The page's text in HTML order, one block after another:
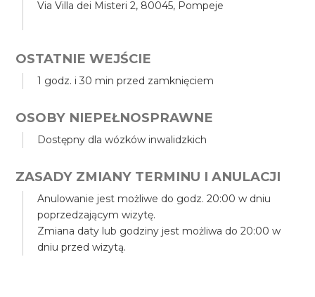
Via Villa dei Misteri 2, 80045, Pompeje
OSTATNIE WEJŚCIE
1 godz. i 30 min przed zamknięciem
OSOBY NIEPEŁNOSPRAWNE
Dostępny dla wózków inwalidzkich
ZASADY ZMIANY TERMINU I ANULACJI
Anulowanie jest możliwe do godz. 20:00 w dniu
poprzedzającym wizytę.
Zmiana daty lub godziny jest możliwa do 20:00 w
dniu przed wizytą.